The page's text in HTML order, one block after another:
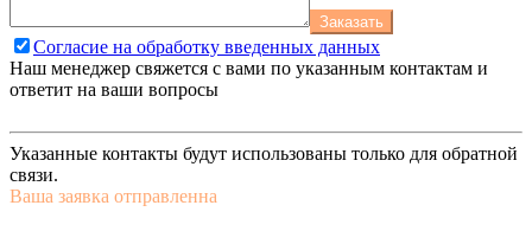
Заказать
Согласие на обработку введенных данных
Наш менеджер свяжется с вами по указанным контактам и
ответит на ваши вопросы
Указанные контакты будут использованы только для обратной
связи.
Ваша заявка отправленна